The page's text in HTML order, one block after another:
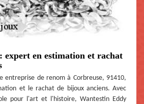
expert en estimation et rachat
entreprise de renom à Corbreuse, 91410,
et le rachat de bijoux anciens. Avec
pour l'art et l'histoire, Wantestin Eddy